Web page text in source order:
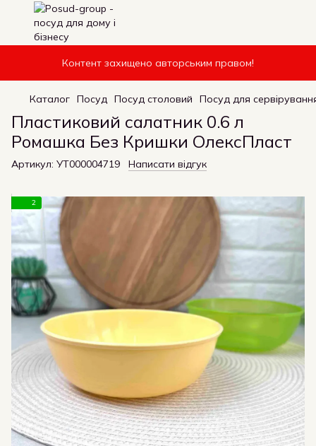
Контент захищено авторським правом!
Каталог Посуд Посуд столовий Посуд для
Пластиковий салатник 0.6 л
Ромашка Без Кришки ОлексПласт
Артикул: УТ000004719 Написати відгук
2